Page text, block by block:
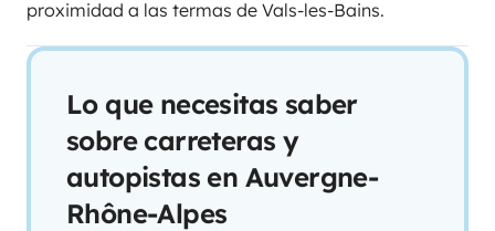
proximidad a las termas de Vals-les-Bains.
Lo que necesitas saber
sobre carreteras y
autopistas en Auvergne-
Rhône-Alpes